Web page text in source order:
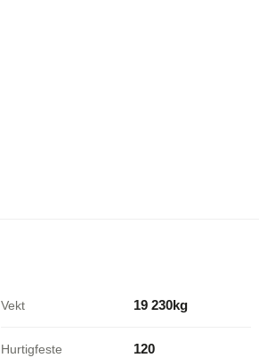
Vekt 19 230kg
Hurtigfeste 120